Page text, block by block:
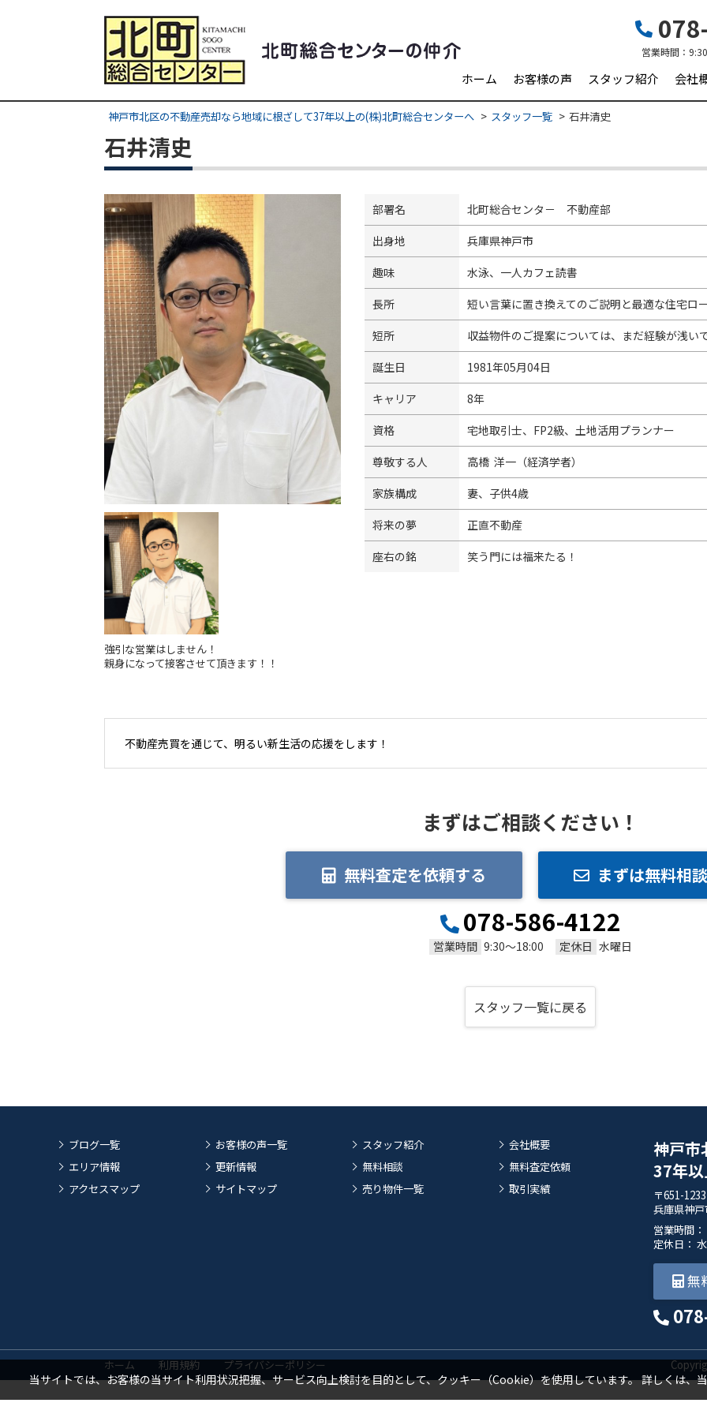
営業時間：
ホーム お客様の声 スタッフ紹介 会社
神戸市北区の不動産売却なら地域に根ざして37年以上の(株)北町総合センターへ スタッフ一覧 石井清史
石井清史
強引な営業はしません！
親身になって接客させて頂きます！！
部署名
北町総合センタ－ 不動産部
出身地
兵庫県神戸市
趣味
水泳、一人カフェ読書
長所
短い言葉に置き換えてのご説明と最適な住宅ロ
短所
収益物件のご提案については、まだ経験が浅い
誕生日
1981年05月04日
キャリア
8年
資格
宅地取引士、FP2級、土地活用プランナー
尊敬する人
高橋 洋一（経済学者）
家族構成
妻、子供4歳
将来の夢
正直不動産
座右の銘
笑う門には福来たる！
不動産売買を通じて、明るい新生活の応援をします！
まずはご相談ください！
無料査定を依頼する まずは無料相
078-586-4122
営業時間 9:30～18:00 定休日 水曜日
スタッフ一覧に戻る
ブログ一覧
エリア情報
アクセスマップ
お客様の声一覧
更新情報
サイトマップ
スタッフ紹介
無料相談
売り物件一覧
会社概要
無料査定依頼
取引実績
神戸市
37年
〒651-1233
兵庫県神
営業時間
定休日：
無
ホーム 利用規約 プライバシーポリシー
当サイトでは、お客様の当サイト利用状況把握、サービス向上検討を目的として、クッキー（Cookie）を使用しています。詳しくは、